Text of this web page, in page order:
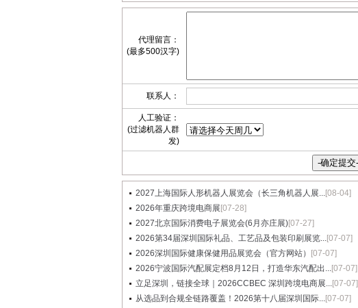
代理留言：
(最多500汉字)
联系人：
人工验证：
(过滤机器人群
发)
2027上海国际人形机器人展览会（长三角机器人展...[08-04]
2026年重庆跨境电商展 [07-28]
2027北京国际消费电子展览会(6月亦庄展)[07-27]
2026第34届深圳国际礼品、工艺品及包装印刷展览...[07-07]
2026深圳国际健康保健用品展览会（官方网站）
[07-07]
2026宁波国际汽配展定档8月12日，打造华东汽配出...[07-07]
立足深圳，链接全球｜2026CCBEC 深圳跨境电商展...[07-07]
从选品到合规全链路覆盖！2026第十八届深圳国际...[07-07]